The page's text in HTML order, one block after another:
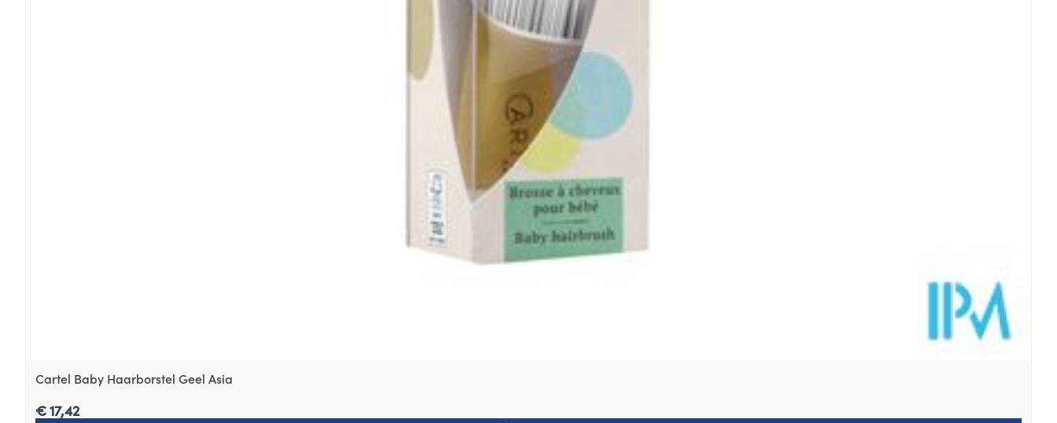
Cartel Baby Haarborstel Geel Asia
€ 17,42